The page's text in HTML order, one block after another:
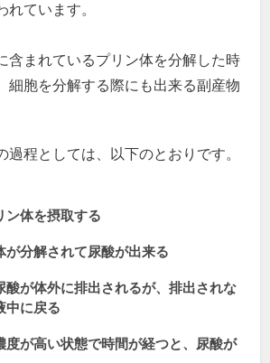
れています。
含まれているプリン体を分解した時
細胞を分解する際にも出来る副産物
過程としては、以下のとおりです。
ン体を摂取する
が分解されて尿酸が出来る
酸が体外に排出されるが、排出されな
中に戻る
度が高い状態で時間が経つと、尿酸が